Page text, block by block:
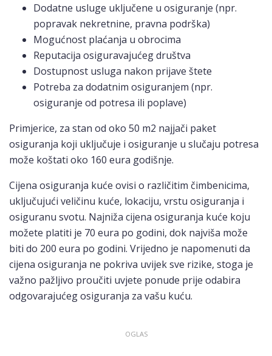
Dodatne usluge uključene u osiguranje (npr.
popravak nekretnine, pravna podrška)
Mogućnost plaćanja u obrocima
Reputacija osiguravajućeg društva
Dostupnost usluga nakon prijave štete
Potreba za dodatnim osiguranjem (npr.
osiguranje od potresa ili poplave)
Primjerice, za stan od oko 50 m2 najjači paket
osiguranja koji uključuje i osiguranje u slučaju potresa
može koštati oko 160 eura godišnje.
Cijena osiguranja kuće ovisi o različitim čimbenicima,
uključujući veličinu kuće, lokaciju, vrstu osiguranja i
osiguranu svotu. Najniža cijena osiguranja kuće koju
možete platiti je 70 eura po godini, dok najviša može
biti do 200 eura po godini. Vrijedno je napomenuti da
cijena osiguranja ne pokriva uvijek sve rizike, stoga je
važno pažljivo proučiti uvjete ponude prije odabira
odgovarajućeg osiguranja za vašu kuću.